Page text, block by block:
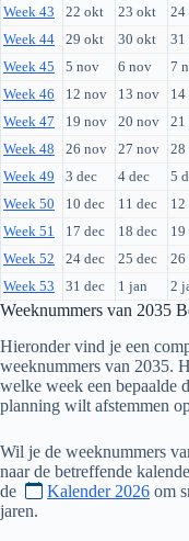
Week 43
22 okt 23 okt 24
Week 44
29 okt 30 okt 31
Week 45
5 nov 6 nov 7
Week 46
12 nov 13 nov
Week 47
19 nov 20 nov 21
Week 48
26 nov 27 nov 28
Week 49
3 dec 4 dec 5
Week 50
10 dec 11 dec 12
Week 51
17 dec 18 dec 19
Week 52
24 dec 25 dec 26
Week 53
31 dec 1 jan 2
Weeknummers van 2035
Hieronder vind je een
weeknummers van 2035.
welke week een bepaalde
planning wilt afstemmen
Wil je de weeknummers
naar de betreffende
de
Kalender 2026 om
jaren.